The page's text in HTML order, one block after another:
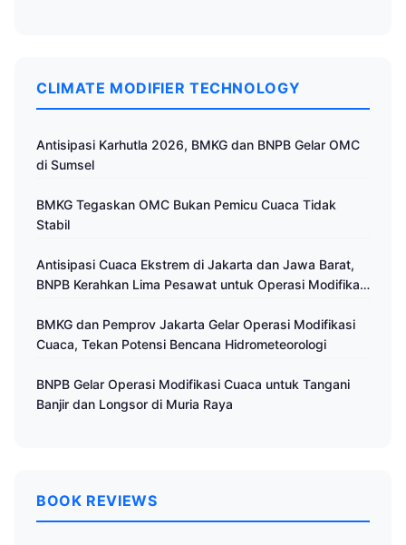
CLIMATE MODIFIER TECHNOLOGY
Antisipasi Karhutla 2026, BMKG dan BNPB Gelar OMC
di Sumsel
BMKG Tegaskan OMC Bukan Pemicu Cuaca Tidak
Stabil
Antisipasi Cuaca Ekstrem di Jakarta dan Jawa Barat,
BNPB Kerahkan Lima Pesawat untuk Operasi Modifikasi
BMKG dan Pemprov Jakarta Gelar Operasi Modifikasi
Cuaca, Tekan Potensi Bencana Hidrometeorologi
BNPB Gelar Operasi Modifikasi Cuaca untuk Tangani
Banjir dan Longsor di Muria Raya
BOOK REVIEWS